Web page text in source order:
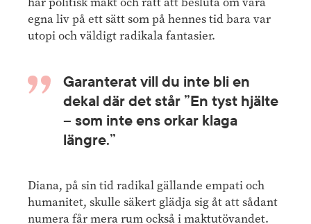
egna liv på ett sätt som på hennes tid bara var
utopi och väldigt radikala fantasier.
Garanterat vill du inte bli en
dekal där det står ”En tyst hjälte
– som inte ens orkar klaga
längre.”
Diana, på sin tid radikal gällande empati och
humanitet, skulle säkert glädja sig åt att sådant
numera får mera rum också i maktutövandet.